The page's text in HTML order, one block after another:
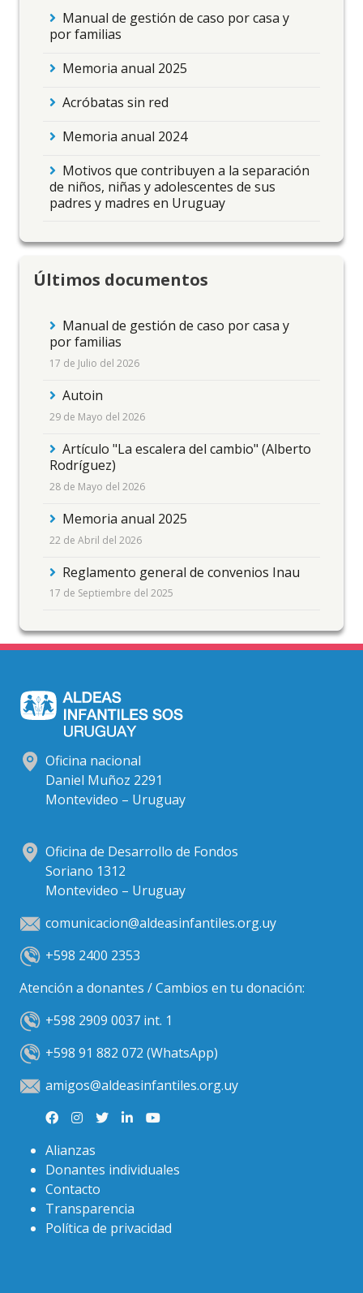
Manual de gestión de caso por casa y
por familias
Memoria anual 2025
Acróbatas sin red
Memoria anual 2024
Motivos que contribuyen a la separación
de niños, niñas y adolescentes de sus
padres y madres en Uruguay
Últimos documentos
Manual de gestión de caso por casa y
por familias
17 de Julio del 2026
Autoin
29 de Mayo del 2026
Artículo "La escalera del cambio" (Alberto
Rodríguez)
28 de Mayo del 2026
Memoria anual 2025
22 de Abril del 2026
Reglamento general de convenios Inau
17 de Septiembre del 2025
Oficina nacional
Daniel Muñoz 2291
Montevideo – Uruguay
Oficina de Desarrollo de Fondos
Soriano 1312
Montevideo – Uruguay
comunicacion@aldeasinfantiles.org.uy
+598 2400 2353
Atención a donantes / Cambios en tu donación:
+598 2909 0037 int. 1
+598 91 882 072 (WhatsApp)
amigos@aldeasinfantiles.org.uy
Alianzas
Donantes individuales
Contacto
Transparencia
Política de privacidad